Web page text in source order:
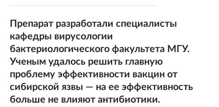
Препарат разработали специалисты
кафедры вирусологии
бактериологического факультета МГУ.
Ученым удалось решить главную
проблему эффективности вакцин от
сибирской язвы — на ее эффективность
больше не влияют антибиотики.